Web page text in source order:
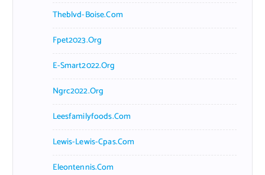
Theblvd-Boise.com
Fpet2023.org
E-Smart2022.org
Ngrc2022.org
Leesfamilyfoods.com
Lewis-Lewis-Cpas.com
Eleontennis.com